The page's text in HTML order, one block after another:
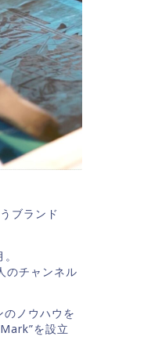
ブランド
のチャンネル
ノウハウを
を設立